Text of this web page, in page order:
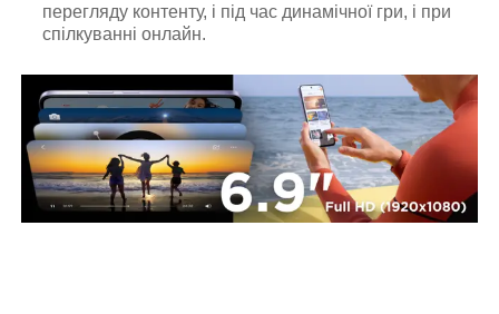
перегляду контенту, і під час динамічної гри, і при
спілкуванні онлайн.